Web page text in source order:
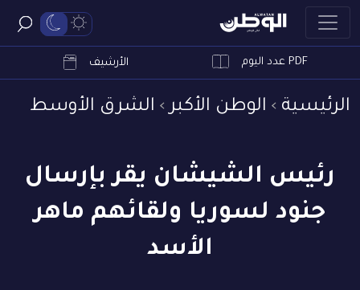
PDF عدد اليوم الأرشيف
الرئيسية الوطن الأكبر الشرق الأوسط
رئيس الشيشان يقر بإرسال
جنود لسوريا ولقائهم ماهر
الأسد